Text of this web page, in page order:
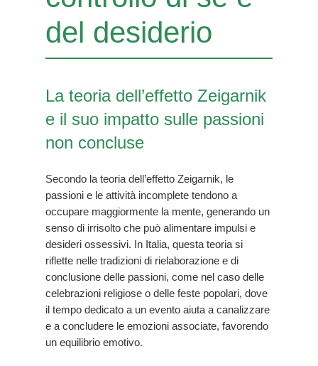
del desiderio
La teoria dell’effetto Zeigarnik
e il suo impatto sulle passioni
non concluse
Secondo la teoria dell’effetto Zeigarnik, le
passioni e le attività incomplete tendono a
occupare maggiormente la mente, generando un
senso di irrisolto che può alimentare impulsi e
desideri ossessivi. In Italia, questa teoria si
riflette nelle tradizioni di rielaborazione e di
conclusione delle passioni, come nel caso delle
celebrazioni religiose o delle feste popolari, dove
il tempo dedicato a un evento aiuta a canalizzare
e a concludere le emozioni associate, favorendo
un equilibrio emotivo.